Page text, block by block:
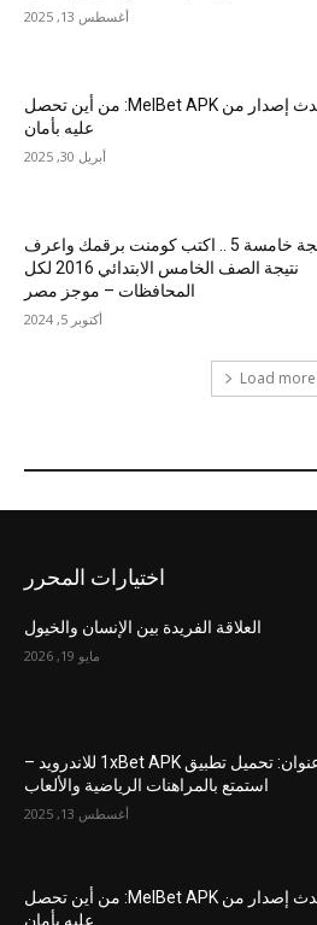
أغسطس 13, 2025
أحدث إصدار من MelBet APK: من أين تحصل
عليه بأمان
أبريل 30, 2025
نتيجة خامسة 5 .. اكتب كومنت برقمك واعرف
نتيجة الصف الخامس الابتدائي 2016 لكل
المحافظات – موجز مصر
أكتوبر 5, 2024
Load more
اختيارات المحرر
العلاقة الفريدة بين الإنسان والخيول
مايو 19, 2026
عنوان: تحميل تطبيق 1xBet APK للاندرويد –
استمتع بالمراهنات الرياضية والألعاب
أغسطس 13, 2025
أحدث إصدار من MelBet APK: من أين تحصل
عليه بأمان